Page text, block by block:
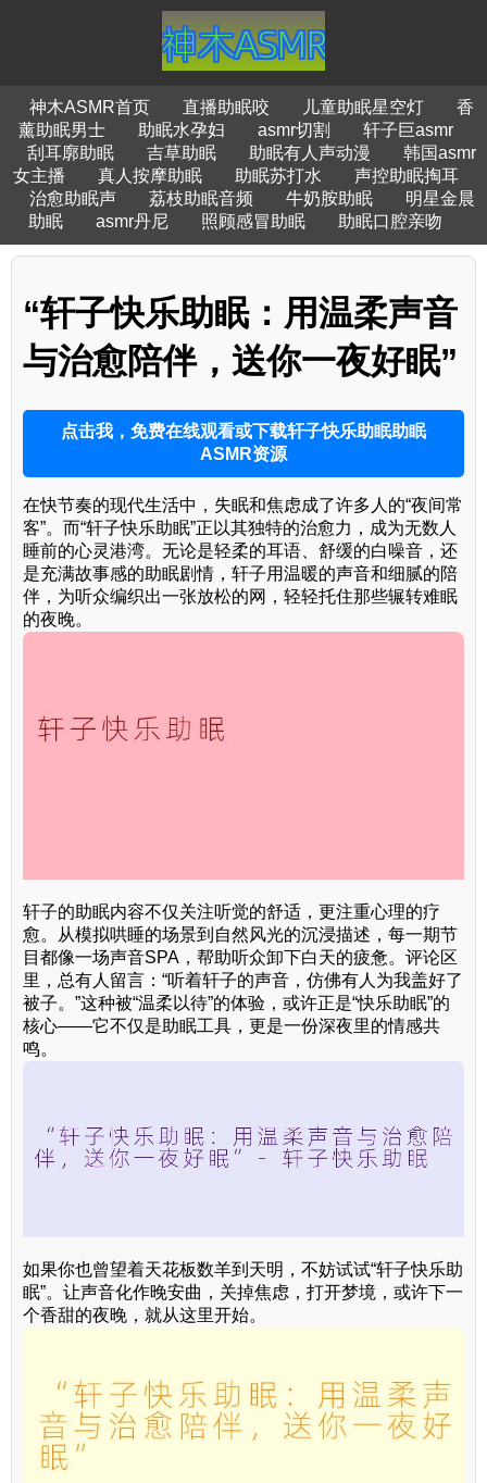
神木ASMR首页 直播助眠咬 儿童助眠星空灯
香
薰助眠男士
助眠水孕妇 asmr切割
轩子巨asmr
刮耳廓助眠
吉草助眠 助眠有人声动漫
韩国asmr
女主播
真人按摩助眠 助眠苏打水
声控助眠掏耳
治愈助眠声
荔枝助眠音频 牛奶胺助眠
明星金晨
助眠
asmr丹尼 照顾感冒助眠 助眠口腔亲吻
“轩子快乐助眠：用温柔声音
与治愈陪伴，送你一夜好眠”
点击我，免费在线观看或下载轩子快乐助眠助眠
ASMR资源
在快节奏的现代生活中，失眠和焦虑成了许多人的“夜间常
客”。而“轩子快乐助眠”正以其独特的治愈力，成为无数人
睡前的心灵港湾。无论是轻柔的耳语、舒缓的白噪音，还
是充满故事感的助眠剧情，轩子用温暖的声音和细腻的陪
伴，为听众编织出一张放松的网，轻轻托住那些辗转难眠
的夜晚。
轩子的助眠内容不仅关注听觉的舒适，更注重心理的疗
愈。从模拟哄睡的场景到自然风光的沉浸描述，每一期节
目都像一场声音SPA，帮助听众卸下白天的疲惫。评论区
里，总有人留言：“听着轩子的声音，仿佛有人为我盖好了
被子。”这种被“温柔以待”的体验，或许正是“快乐助眠”的
核心——它不仅是助眠工具，更是一份深夜里的情感共
鸣。
如果你也曾望着天花板数羊到天明，不妨试试“轩子快乐助
眠”。让声音化作晚安曲，关掉焦虑，打开梦境，或许下一
个香甜的夜晚，就从这里开始。